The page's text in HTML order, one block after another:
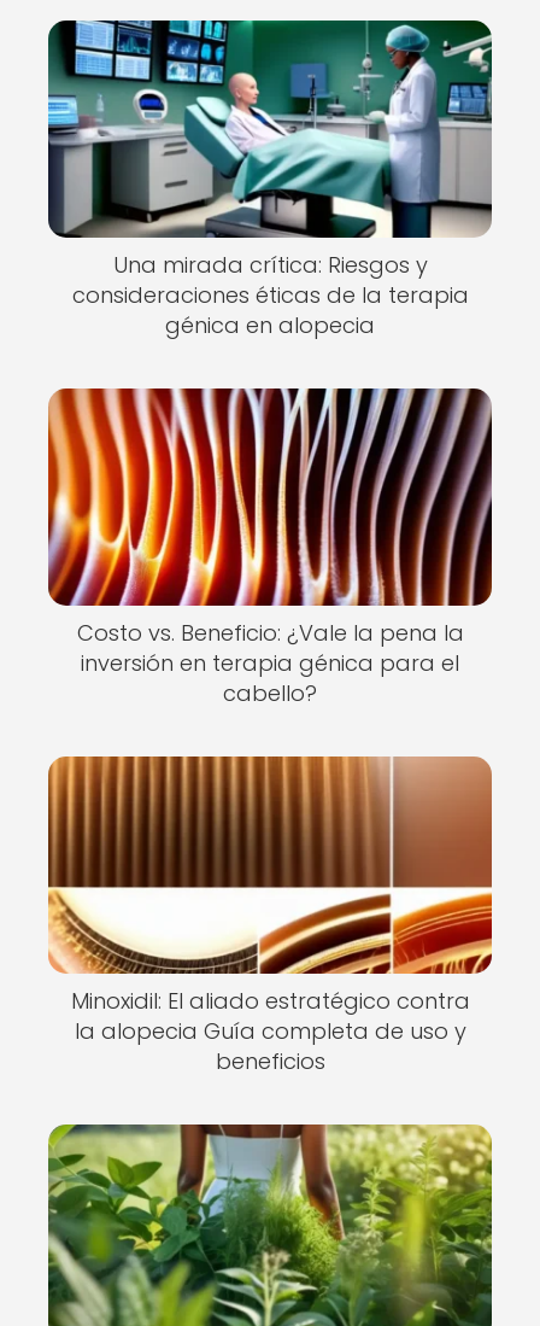
Una mirada crítica: Riesgos y
consideraciones éticas de la terapia
génica en alopecia
Costo vs. Beneficio: ¿Vale la pena la
inversión en terapia génica para el
cabello?
Minoxidil: El aliado estratégico contra
la alopecia Guía completa de uso y
beneficios